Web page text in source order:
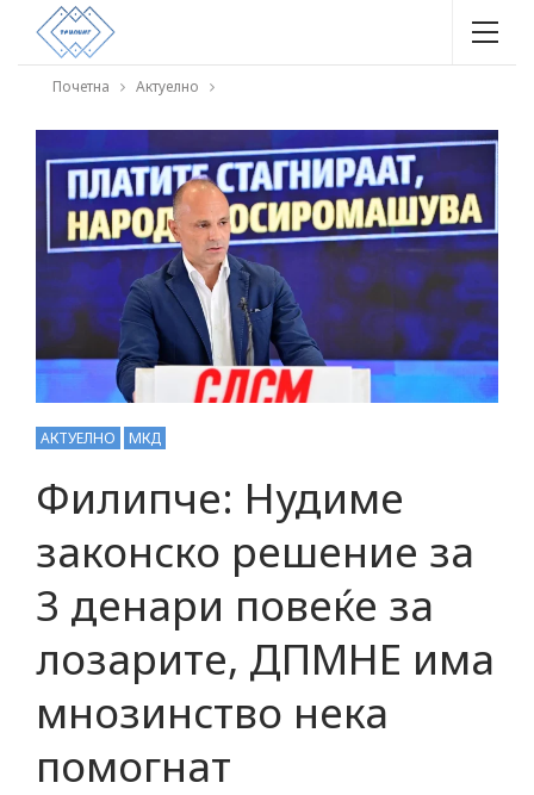
Почетна Актуелно
АКТУЕЛНО МКД
Филипче: Нудиме
законско решение за
3 денари повеќе за
лозарите, ДПМНЕ има
мнозинство нека
помогнат